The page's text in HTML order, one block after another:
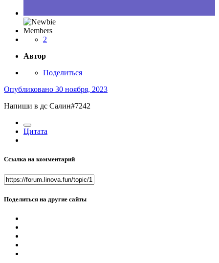
Members
2
Автор
Поделиться
Опубликовано 30 ноября, 2023
Напиши в дс Салин#7242
Цитата
Ссылка на комментарий
Поделиться на другие сайты